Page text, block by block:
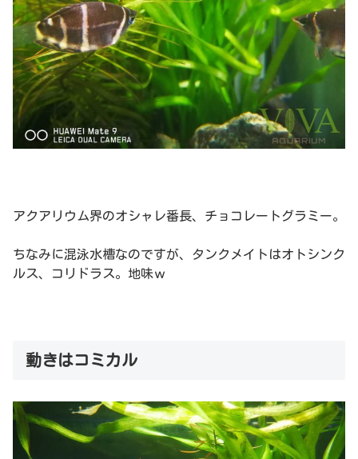
アクアリウム界のオシャレ番長、チョコレートグラミー。
ちなみに混泳水槽なのですが、タンクメイトはオトシンク
ルス、コリドラス。地味ｗ
動きはコミカル